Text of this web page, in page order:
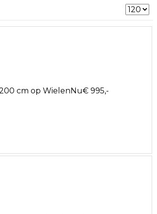
cm op WielenNu€ 995,-